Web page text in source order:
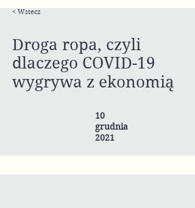
< Wstecz
Droga ropa, czyli
dlaczego COVID-19
wygrywa z ekonomią
10
grudnia
2021